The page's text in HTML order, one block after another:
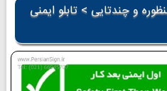
و چندتایی > تابلو ایمنی